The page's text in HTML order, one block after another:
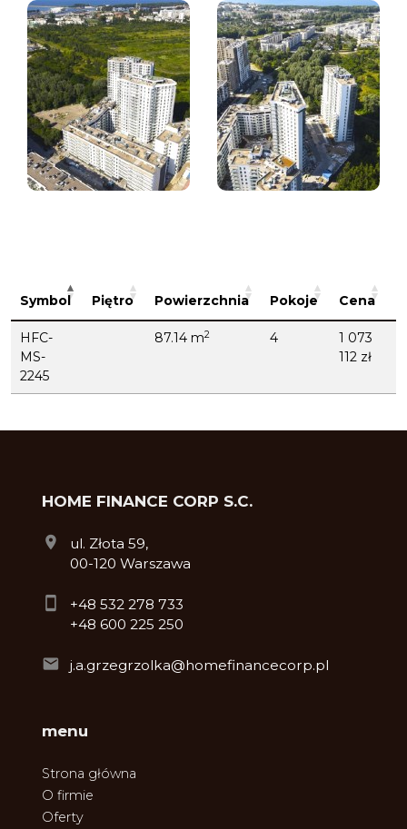
Symbol Piętro Powierzchnia Pokoje Cena
HFC-
MS-
2245
87.14 m2 4
1 073
112 zł
HOME FINANCE CORP S.C.
ul. Złota 59,
00-120 Warszawa
+48 532 278 733
+48 600 225 250
j.a.grzegrzolka@homefinancecorp.pl
menu
Strona główna
O firmie
Oferty